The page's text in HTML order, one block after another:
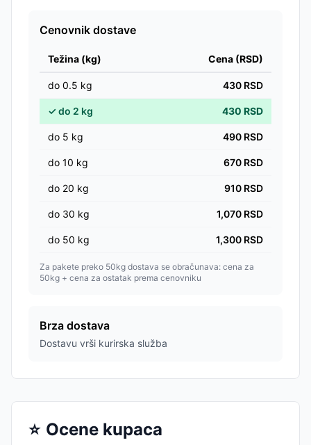
Cenovnik dostave
Težina (kg) Cena (RSD)
do 0.5 kg 430 RSD
✓do 2 kg 430 RSD
do 5 kg 490 RSD
do 10 kg 670 RSD
do 20 kg 910 RSD
do 30 kg 1,070 RSD
do 50 kg 1,300 RSD
Za pakete preko 50kg dostava se obračunava: cena za
50kg + cena za ostatak prema cenovniku
Brza dostava
Dostavu vrši kurirska služba
⭐ Ocene kupaca